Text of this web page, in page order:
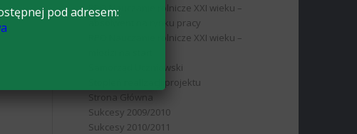
RPO Nauczanie rolnicze XXI wieku –
absolwent na rynku pracy
RPO Nauczanie rolnicze XXI wieku –
Samorząd Uczniowski
Stopień realizacji projektu
Strona Główna
Sukcesy 2009/2010
Sukcesy 2010/2011
pod adresem: